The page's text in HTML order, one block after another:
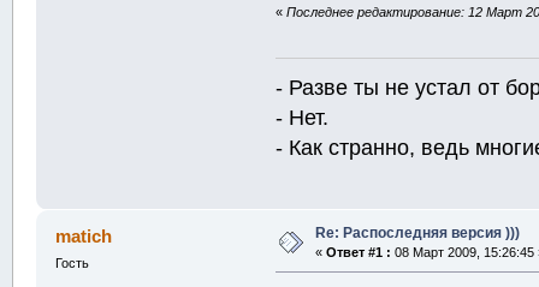
«Последнее редактирование: 12 Март
- Разве ты не устал от
- Нет.
- Как странно, ведь
matich
Гость
Re: Распоследняя версия )))
« Ответ #1 : 08 Март 2009, 15:26:45